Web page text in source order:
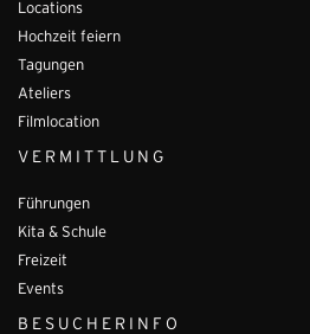
Locations
Hochzeit feiern
Tagungen
Ateliers
Filmlocation
VERMITTLUNG
Führungen
Kita & Schule
Freizeit
Events
BESUCHERINFO